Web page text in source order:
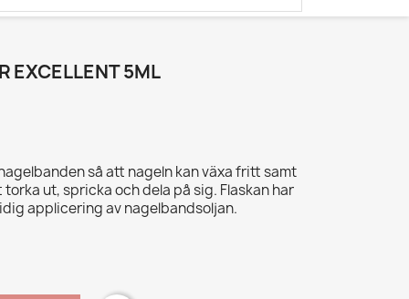
EXCELLENT 5ML
så att nageln kan växa fritt samt
ut, spricka och dela på sig. Flaskan har
applicering av nagelbandsoljan.